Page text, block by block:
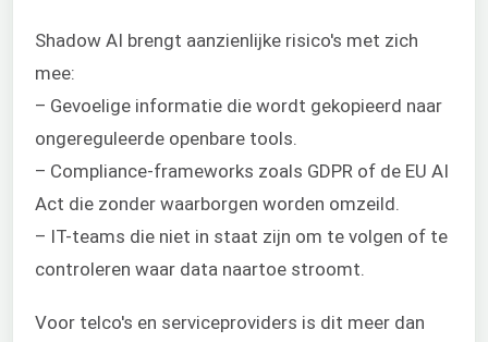
Shadow AI brengt aanzienlijke risico's met zich
mee:
– Gevoelige informatie die wordt gekopieerd naar
ongereguleerde openbare tools.
– Compliance-frameworks zoals GDPR of de EU AI
Act die zonder waarborgen worden omzeild.
– IT-teams die niet in staat zijn om te volgen of te
controleren waar data naartoe stroomt.
Voor telco's en serviceproviders is dit meer dan